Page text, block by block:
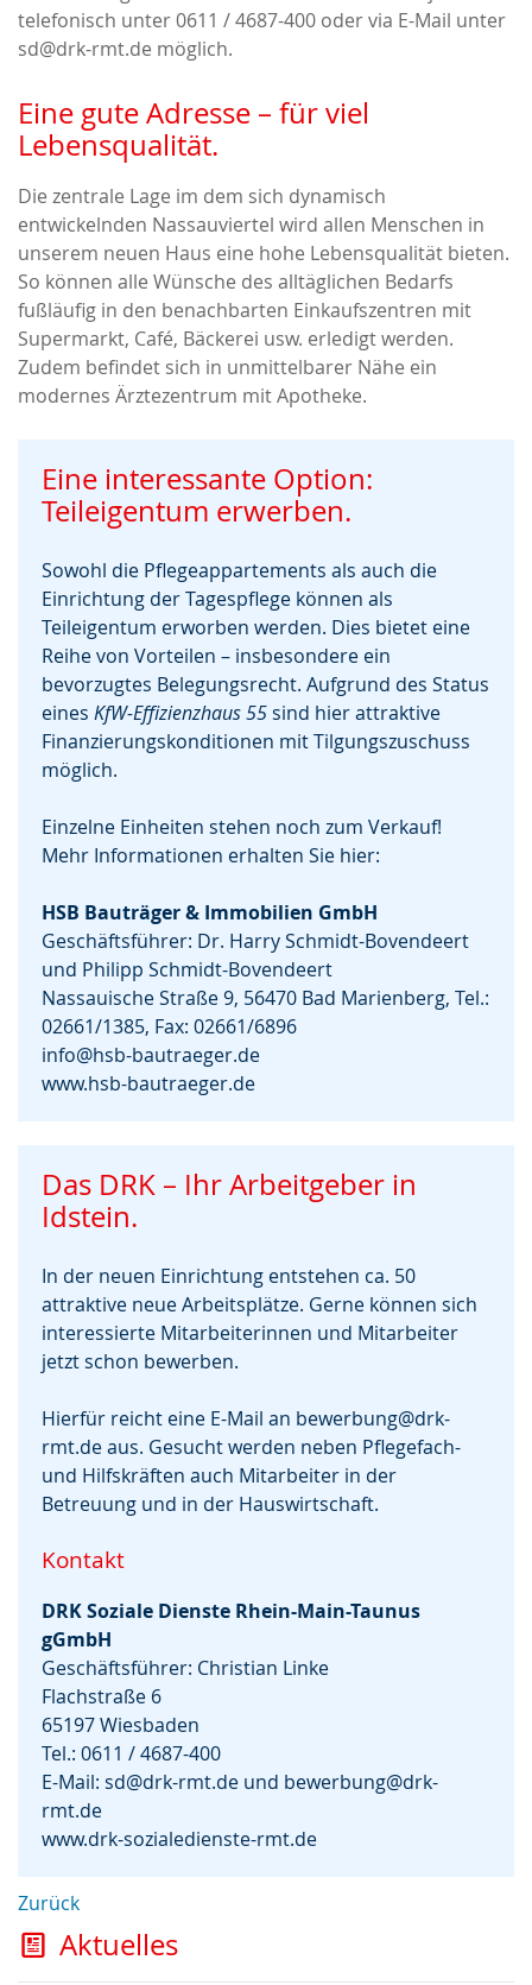
telefonisch unter 0611 / 4687-400 oder via E-Mail unter
sd@drk-rmt.de möglich.
Eine gute Adresse – für viel
Lebensqualität.
Die zentrale Lage im dem sich dynamisch
entwickelnden Nassauviertel wird allen Menschen in
unserem neuen Haus eine hohe Lebensqualität bieten.
So können alle Wünsche des alltäglichen Bedarfs
fußläufig in den benachbarten Einkaufszentren mit
Supermarkt, Café, Bäckerei usw. erledigt werden.
Zudem befindet sich in unmittelbarer Nähe ein
modernes Ärztezentrum mit Apotheke.
Eine interessante Option:
Teileigentum erwerben.
Sowohl die Pflegeappartements als auch die
Einrichtung der Tagespflege können als
Teileigentum erworben werden. Dies bietet eine
Reihe von Vorteilen – insbesondere ein
bevorzugtes Belegungsrecht. Aufgrund des Status
eines KfW-Effizienzhaus 55sind hier attraktive
Finanzierungskonditionen mit Tilgungszuschuss
möglich.
Einzelne Einheiten stehen noch zum Verkauf!
Mehr Informationen erhalten Sie hier:
HSB Bauträger & Immobilien GmbH
Geschäftsführer: Dr. Harry Schmidt-Bovendeert
und Philipp Schmidt-Bovendeert
Nassauische Straße 9, 56470 Bad Marienberg, Tel.:
02661/1385, Fax: 02661/6896
info@hsb-bautraeger.de
www.hsb-bautraeger.de
Das DRK – Ihr Arbeitgeber in
Idstein.
In der neuen Einrichtung entstehen ca. 50
attraktive neue Arbeitsplätze. Gerne können sich
interessierte Mitarbeiterinnen und Mitarbeiter
jetzt schon bewerben.
Hierfür reicht eine E-Mail an bewerbung@drk-
rmt.deaus. Gesucht werden neben Pflegefach-
und Hilfskräften auch Mitarbeiter in der
Betreuung und in der Hauswirtschaft.
Kontakt
DRK Soziale Dienste Rhein-Main-Taunus
gGmbH
Geschäftsführer: Christian Linke
Flachstraße 6
65197 Wiesbaden
Tel.: 0611 / 4687-400
E-Mail: sd@drk-rmt.de und bewerbung@drk-
rmt.de
www.drk-sozialedienste-rmt.de
Zurück
Aktuelles